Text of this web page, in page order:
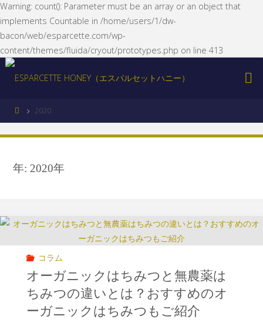
Warning: count(): Parameter must be an array or an object that
implements Countable in /home/users/1/dw-
bacon/web/esparcette.com/wp-
content/themes/fluida/cryout/prototypes.php on line 413
2020
年: 2020年
コラム
オーガニックはちみつと無農薬は
ちみつの違いとは？おすすめのオ
ーガニックはちみつもご紹介